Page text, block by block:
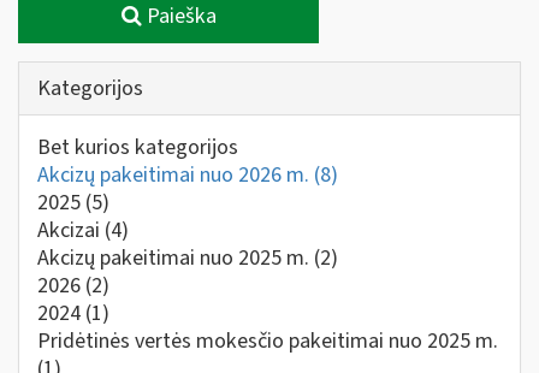
Paieška
Kategorijos
Bet kurios kategorijos
Akcizų pakeitimai nuo 2026 m. (8)
2025 (5)
Akcizai (4)
Akcizų pakeitimai nuo 2025 m. (2)
2026 (2)
2024 (1)
Pridėtinės vertės mokesčio pakeitimai nuo 2025 m.